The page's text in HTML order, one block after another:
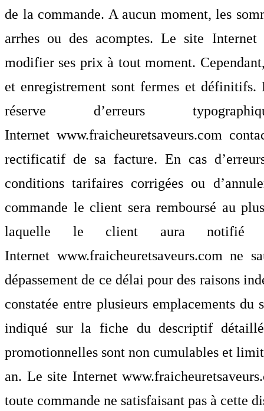
de la commande. A aucun moment, les
arrhes ou des acomptes. Le site Internet
modifier ses prix à tout moment.
et enregistrement sont fermes et
réserve d’erreurs
Internet www.fraicheuretsaveurs.com
rectificatif de sa facture. En cas
conditions tarifaires corrigées ou
commande le client sera remboursé au
laquelle le client aura notifié
Internet www.fraicheuretsaveurs.com ne
dépassement de ce délai pour des raisons
constatée entre plusieurs emplacements
indiqué sur la fiche du descriptif
promotionnelles sont non cumulables et
an. Le site Internet
toute commande ne satisfaisant pas à cette